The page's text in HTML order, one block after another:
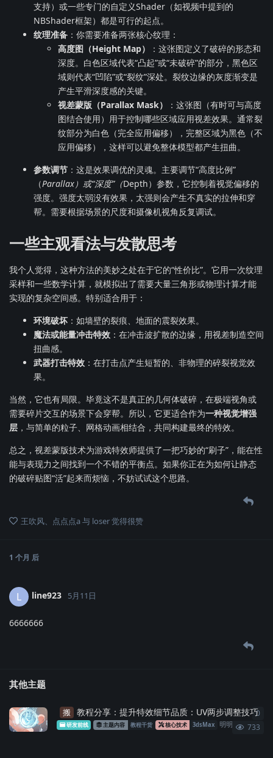
支持）或一些专门的自定义Shader（如视频中提到的
NBShader框架）都是可行的起点。
纹理准备 ：你需要准备两张核心纹理：
高度图（Height Map）
：这张图定义了破碎的形态和
深度。白色区域代表“凸起”或“未破碎”的部分，黑色区
域则代表“凹陷”或“裂纹”深处。裂纹边缘的灰度渐变是
产生平滑深度感的关键。
视差蒙版（Parallax Mask）
：这张图（有时可与高度
图结合使用）用于控制哪些区域应用视差效果。通常裂
纹部分为白色（完全应用偏移），完整区域为黑色（不
应用偏移），这样可以避免整体模型都产生扭曲。
参数调节 ：这是效果调优的灵魂。主要调节“高度比例”
（Parallax）或“深度”（Depth）参数，它控制着视觉偏移的
强度。强度太弱没有效果，太强则会产生不真实的拉伸和穿
帮。需要根据场景的尺度和摄像机视角反复调试。
一些主观看法与发散思考
我个人觉得，这种方法的美妙之处在于它的“性价比”。它用一次纹理
采样和一些数学计算，就模拟出了需要大量三角形或物理计算才能
实现的复杂空间感。特别适合用于：
环境破坏 ：如墙壁的裂痕、地面的震裂效果。
魔法或能量冲击特效 ：在冲击波扩散的边缘，用视差制造空间
扭曲感。
武器打击特效 ：在打击点产生短暂的、非物理的碎裂视觉效
果。
当然，它也有局限。毕竟这不是真正的几何体破碎，在极端视角或
需要碎片交互的场景下会穿帮。所以，它更适合作为一种视觉增强
层 ，与简单的粒子、网格动画相结合，共同构建最终的特效。
总之，视差蒙版技术为游戏特效师提供了一把巧妙的“刷子”，能在性
能与表现力之间找到一个不错的平衡点。如果你正在为如何让静态
的破碎贴图“活”起来而烦恼，不妨试试这个思路。
王吹风 点点点a与 loser觉得很赞
1 个月 后
L line923 5月11日
6666666
其他主题
搬 教程分享：提升特效细节品质：UV两步调整技巧
研发前线 主题内容 教程干货 核心技术 3dsMax 明明 发布于2025
733
0